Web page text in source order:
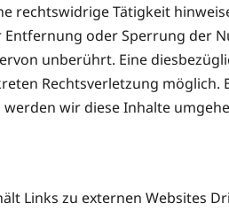
rechtswidrige Tätigkeit
oder Sperrung der
unberührt. Eine
Rechtsverletzung
werden wir diese Inhalte
Links zu externen Websites